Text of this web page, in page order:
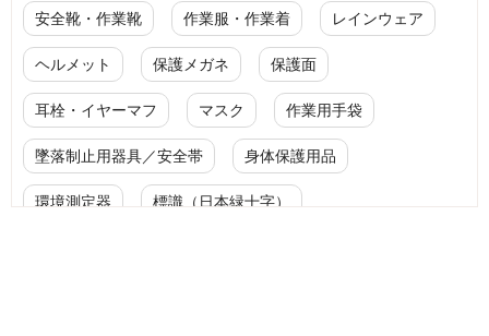
安全靴・作業靴 作業服・作業着 レインウェア
ヘルメット 保護メガネ 保護面
耳栓・イヤーマフ マスク 作業用手袋
墜落制止用器具／安全帯 身体保護用品
環境測定器 標識（日本緑十字）